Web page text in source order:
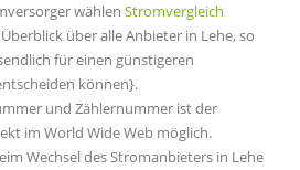
wählen Stromvergleich
über alle Anbieter in Lehe, so
für einen günstigeren
können}.
und Zählernummer ist der
im World Wide Web möglich.
Wechsel des Stromanbieters in Lehe